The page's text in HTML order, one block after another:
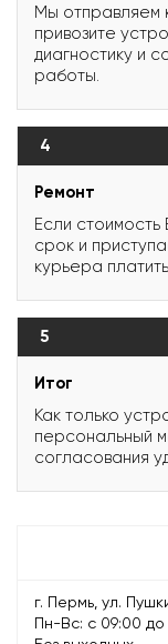
Мы отправляем
привозите
диагностику и
работы.
4
Ремонт
Если
срок и
курьера
5
Итог
Как только
персональный
согласования
г. Пермь, ул.
Пн-Вс: с 09:00 до